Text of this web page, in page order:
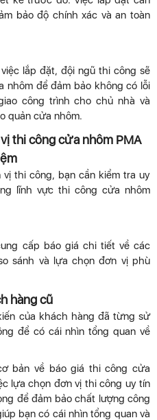
bảo độ chính xác và an toàn
lắp đặt, đội ngũ thi công sẽ
nhôm để đảm bảo không có lỗi
công trình cho chủ nhà và
quản cửa nhôm.
thi công cửa nhôm PMA
thi công, bạn cần kiểm tra uy
lĩnh vực thi công cửa nhôm
cấp báo giá chi tiết về các
sánh và lựa chọn đơn vị phù
hàng cũ
của khách hàng đã từng sử
để có cái nhìn tổng quan về
bản về báo giá thi công cửa
lựa chọn đơn vị thi công uy tín
để đảm bảo chất lượng công
bạn có cái nhìn tổng quan và